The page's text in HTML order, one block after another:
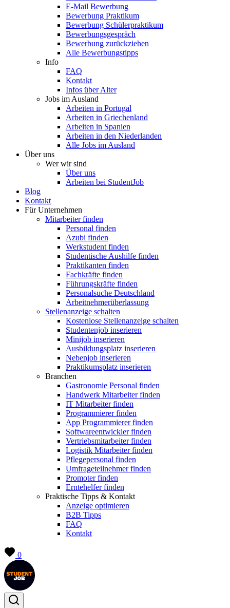
E-Mail Bewerbung
Bewerbung Praktikum
Bewerbung Schülerpraktikum
Bewerbungsgespräch
Bewerbung zurückziehen
Alle Bewerbungstipps
Info
FAQ
Kontakt
Infos über Alter
Jobs im Ausland
Arbeiten in Portugal
Arbeiten in Griechenland
Arbeiten in Spanien
Arbeiten in den Niederlanden
Alle Jobs im Ausland
Über uns
Wer wir sind
Über uns
Arbeiten bei StudentJob
Blog
Kontakt
Für Unternehmen
Mitarbeiter finden
Personal finden
Azubi finden
Werkstudent finden
Studentische Aushilfe finden
Praktikanten finden
Fachkräfte finden
Führungskräfte finden
Personalsuche Deutschland
Arbeitnehmerüberlassung
Stellenanzeige schalten
Kostenlose Stellenanzeige schalten
Studentenjob inserieren
Minijob inserieren
Ausbildungsplatz inserieren
Nebenjob inserieren
Praktikumsplatz inserieren
Branchen
Gastronomie Personal finden
Handwerk Mitarbeiter finden
IT Mitarbeiter finden
Programmierer finden
App Programmierer finden
Softwareentwickler finden
Vertriebsmitarbeiter finden
Logistik Mitarbeiter finden
Pflegepersonal finden
Umfrageteilnehmer finden
Promoter finden
Erntehelfer finden
Praktische Tipps & Kontakt
Anzeige optimieren
B2B Tipps
FAQ
Kontakt
0